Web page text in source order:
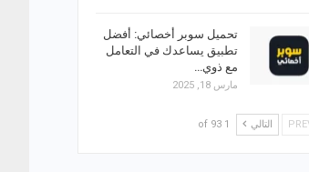
تحميل سوبر أخصائي: أفضل
تطبيق يساعدك في التعامل
مع ذوي…
مارس 18, 2025
التالي 1 of 93